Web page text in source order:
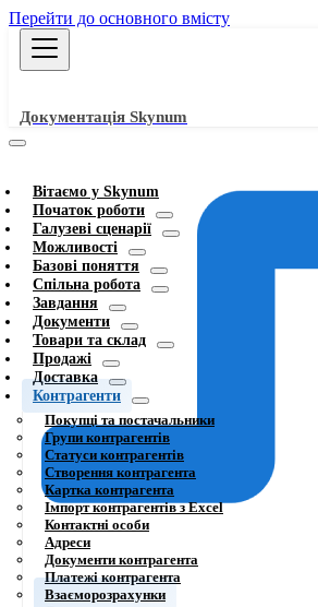
Перейти до основного вмісту
Документація Skynum
Вітаємо у Skynum
Початок роботи
Галузеві сценарії
Можливості
Базові поняття
Спільна робота
Завдання
Документи
Товари та склад
Продажі
Доставка
Контрагенти
Покупці та постачальники
Групи контрагентів
Статуси контрагентів
Створення контрагента
Картка контрагента
Імпорт контрагентів з Excel
Контактні особи
Адреси
Документи контрагента
Платежі контрагента
Взаєморозрахунки